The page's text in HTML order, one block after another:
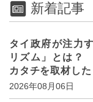
新着記事
タイ政府が注力
リズム」とは？
カタチを取材した
2026年08月06日